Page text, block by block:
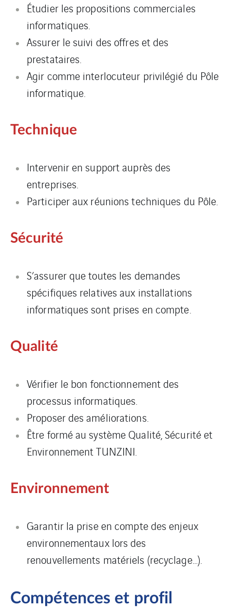
Étudier les propositions commerciales
informatiques.
Assurer le suivi des offres et des
prestataires.
Agir comme interlocuteur privilégié du Pôle
informatique.
Technique
Intervenir en support auprès des
entreprises.
Participer aux réunions techniques du Pôle.
Sécurité
S’assurer que toutes les demandes
spécifiques relatives aux installations
informatiques sont prises en compte.
Qualité
Vérifier le bon fonctionnement des
processus informatiques.
Proposer des améliorations.
Être formé au système Qualité, Sécurité et
Environnement TUNZINI.
Environnement
Garantir la prise en compte des enjeux
environnementaux lors des
renouvellements matériels (recyclage…).
Compétences et profil